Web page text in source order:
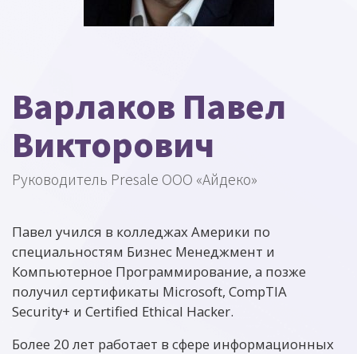
Варлаков Павел
Викторович
Руководитель Presale ООО «Айдеко»
Павел учился в колледжах Америки по
специальностям Бизнес Менеджмент и
Компьютерное Программирование, а позже
получил сертификаты Microsoft, CompTIA
Security+ и Certified Ethical Hacker.
Более 20 лет работает в сфере информационных